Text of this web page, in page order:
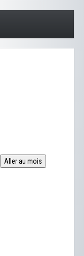
Aller au mois